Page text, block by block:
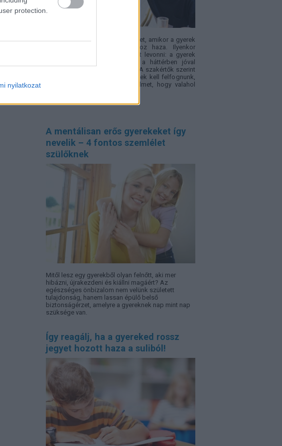
protection.
nyilatkozat
Sok családban okoz feszültséget, amikor a gyerek
"rossz" félévi bizonyítványt hoz haza. Ilyenkor
könnyű téves következtetéseket levonni: a gyerek
lusta, figyelmetlen volt, pedig a háttérben jóval
összetettebb okok is állhatnak. A szakértők szerint
a rossz jegyeket inkább jelzésnek kell felfognunk,
amelyek arra hívják fel a figyelmet, hogy valahol
A mentálisan erős gyerekeket így
nevelik – 4 fontos szemlélet
szülőknek
Mitől lesz egy gyerekből olyan felnőtt, aki mer
hibázni, újrakezdeni és kiállni magáért? Az
egészséges önbizalom nem velünk született
tulajdonság, hanem lassan épülő belső
biztonságérzet, amelyre a gyereknek nap mint nap
szüksége van.
Így reagálj, ha a gyereked rossz
jegyet hozott haza a suliból!